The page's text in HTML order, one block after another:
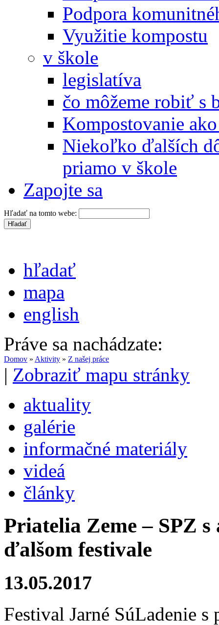
Podpora
Využitie kompostu
v škole
legislatíva
čo môžeme robiť s
Kompostovanie
Niekoľko ďalších
priamo v škole
Zapojte sa
Hľadať na tomto webe:
hľadať
mapa
english
Práve sa nachádzate:
Domov » Aktivity » Z našej práce
| Zobraziť mapu stránky
aktuality
galérie
informačné materiály
videá
články
Priatelia Zeme – SPZ
ďalšom festivale
13.05.2017
Festival Jarné SúLadenie